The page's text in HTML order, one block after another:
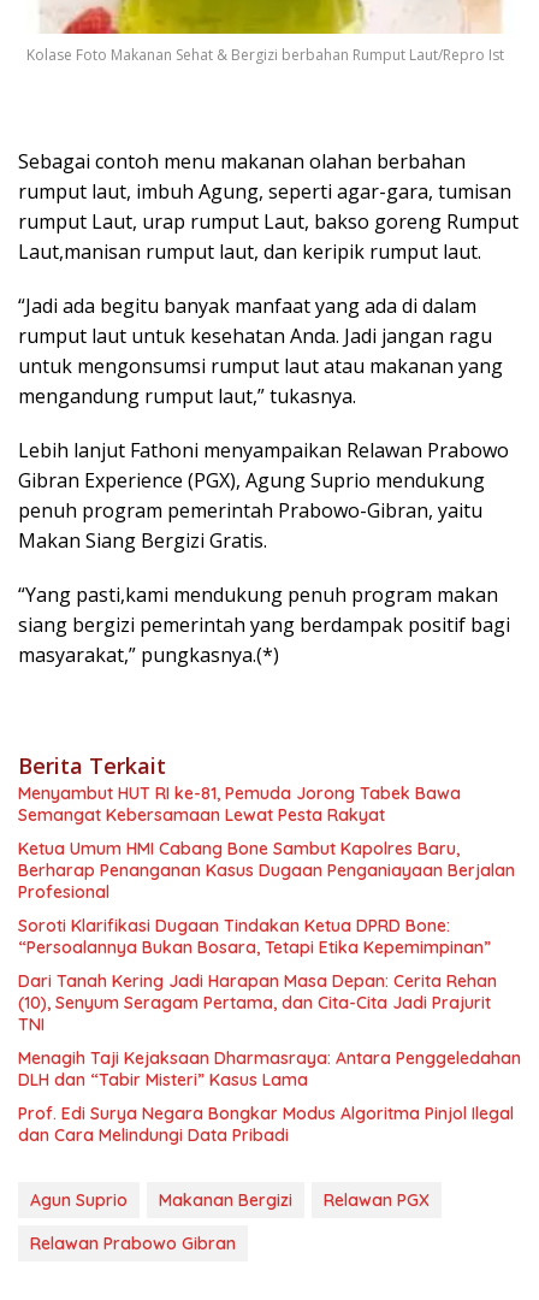
Kolase Foto Makanan Sehat & Bergizi berbahan Rumput Laut/Repro Ist
Sebagai contoh menu makanan olahan berbahan
rumput laut, imbuh Agung, seperti agar-gara, tumisan
rumput Laut, urap rumput Laut, bakso goreng Rumput
Laut,manisan rumput laut, dan keripik rumput laut.
“Jadi ada begitu banyak manfaat yang ada di dalam
rumput laut untuk kesehatan Anda. Jadi jangan ragu
untuk mengonsumsi rumput laut atau makanan yang
mengandung rumput laut,” tukasnya.
Lebih lanjut Fathoni menyampaikan Relawan Prabowo
Gibran Experience (PGX), Agung Suprio mendukung
penuh program pemerintah Prabowo-Gibran, yaitu
Makan Siang Bergizi Gratis.
“Yang pasti,kami mendukung penuh program makan
siang bergizi pemerintah yang berdampak positif bagi
masyarakat,” pungkasnya.(*)
Berita Terkait
Menyambut HUT RI ke-81, Pemuda Jorong Tabek Bawa
Semangat Kebersamaan Lewat Pesta Rakyat
Ketua Umum HMI Cabang Bone Sambut Kapolres Baru,
Berharap Penanganan Kasus Dugaan Penganiayaan Berjalan
Profesional
Soroti Klarifikasi Dugaan Tindakan Ketua DPRD Bone:
“Persoalannya Bukan Bosara, Tetapi Etika Kepemimpinan”
Dari Tanah Kering Jadi Harapan Masa Depan: Cerita Rehan
(10), Senyum Seragam Pertama, dan Cita-Cita Jadi Prajurit
TNI
Menagih Taji Kejaksaan Dharmasraya: Antara Penggeledahan
DLH dan “Tabir Misteri” Kasus Lama
Prof. Edi Surya Negara Bongkar Modus Algoritma Pinjol Ilegal
dan Cara Melindungi Data Pribadi
Agun Suprio Makanan Bergizi
Relawan PGX
Relawan Prabowo Gibran